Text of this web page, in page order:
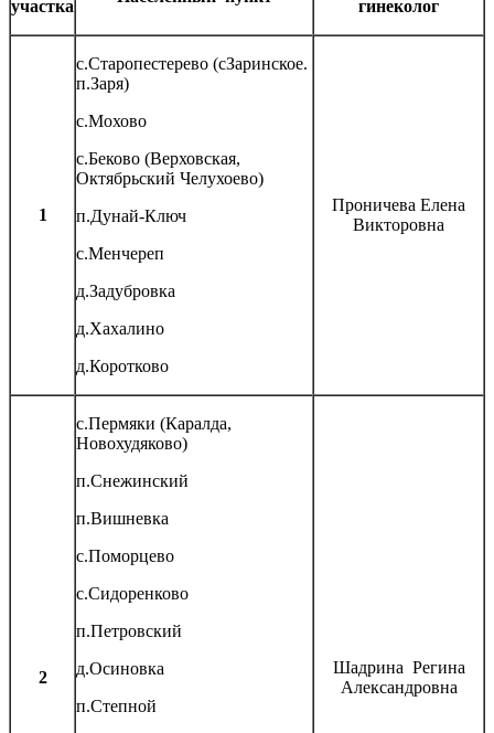
участка гинеколог
1
с.Старопестерево (сЗаринское.
п.Заря)
с.Мохово
с.Беково (Верховская,
Октябрьский Челухоево)
п.Дунай-Ключ
с.Менчереп
д.Задубровка
д.Хахалино
д.Коротково
Проничева Елена
Викторовна
2
с.Пермяки (Каралда,
Новохудяково)
п.Снежинский
п.Вишневка
с.Поморцево
с.Сидоренково
п.Петровский
д.Осиновка
п.Степной
Шадрина Регина
Александровна